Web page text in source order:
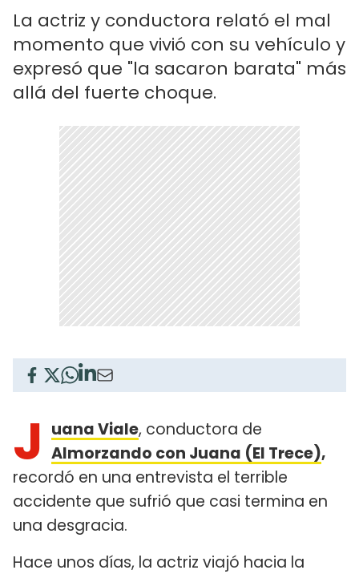
La actriz y conductora relató el mal
momento que vivió con su vehículo y
expresó que "la sacaron barata" más
allá del fuerte choque.
J uana Viale, conductora de
Almorzando con Juana (El Trece),
recordó en una entrevista el terrible
accidente que sufrió que casi termina en
una desgracia.
Hace unos días, la actriz viajó hacia la